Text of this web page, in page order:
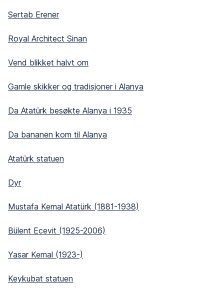
Sertab Erener
Royal Architect Sinan
Vend blikket halvt om
Gamle skikker og tradisjoner i Alanya
Da Atatürk besøkte Alanya i 1935
Da bananen kom til Alanya
Atatürk statuen
Dyr
Mustafa Kemal Atatürk (1881-1938)
Bülent Ecevit (1925-2006)
Yasar Kemal (1923-)
Keykubat statuen